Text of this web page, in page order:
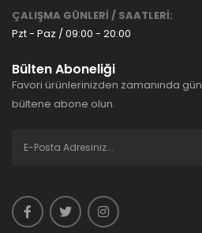
ÇALIŞMA GÜNLERİ / SAATLERİ:
Pzt - Paz / 09:00 - 20:00
Bülten Aboneliği
Favori ürünlerinizden zamanında
bültene abone olun.